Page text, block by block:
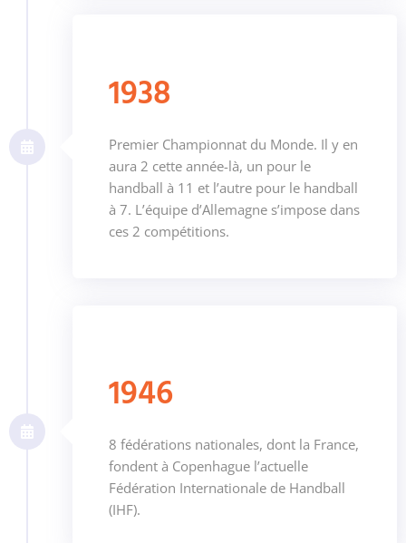
1938
Premier Championnat du Monde. Il y en
aura 2 cette année-là, un pour le
handball à 11 et l’autre pour le handball
à 7. L’équipe d’Allemagne s’impose dans
ces 2 compétitions.
1946
8 fédérations nationales, dont la France,
fondent à Copenhague l’actuelle
Fédération Internationale de Handball
(IHF).